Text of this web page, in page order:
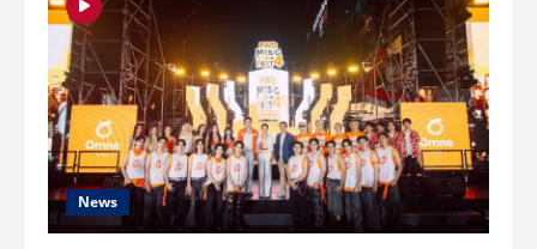
สุดๆ
“FWD
Music
Live
Fest
5”
ยืน
หนึ่ง
เทศกาล
ดนตรี
แห่ง
ปี
‘เจฟ-
นุ
News